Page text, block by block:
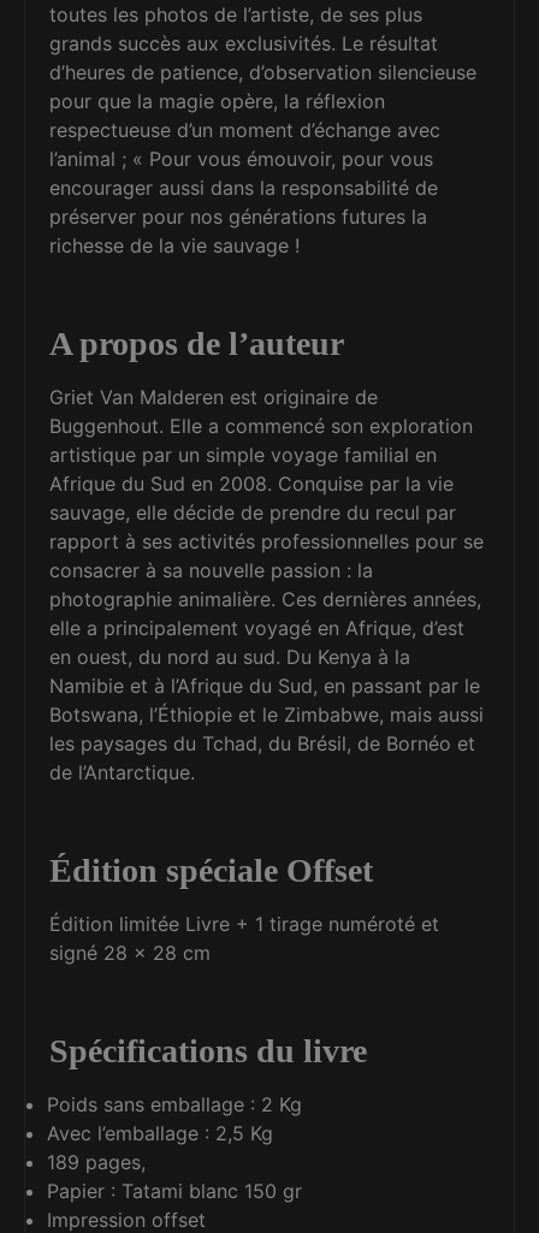
toutes les photos de l’artiste, de ses plus
grands succès aux exclusivités. Le résultat
d’heures de patience, d’observation silencieuse
pour que la magie opère, la réflexion
respectueuse d’un moment d’échange avec
l’animal ; « Pour vous émouvoir, pour vous
encourager aussi dans la responsabilité de
préserver pour nos générations futures la
richesse de la vie sauvage !
A propos de l’auteur
Griet Van Malderen est originaire de
Buggenhout. Elle a commencé son exploration
artistique par un simple voyage familial en
Afrique du Sud en 2008. Conquise par la vie
sauvage, elle décide de prendre du recul par
rapport à ses activités professionnelles pour se
consacrer à sa nouvelle passion : la
photographie animalière. Ces dernières années,
elle a principalement voyagé en Afrique, d’est
en ouest, du nord au sud. Du Kenya à la
Namibie et à l’Afrique du Sud, en passant par le
Botswana, l’Éthiopie et le Zimbabwe, mais aussi
les paysages du Tchad, du Brésil, de Bornéo et
de l’Antarctique.
Édition spéciale Offset
Édition limitée Livre + 1 tirage numéroté et
signé 28 x 28 cm
Spécifications du livre
Poids sans emballage : 2 Kg
Avec l’emballage : 2,5 Kg
189 pages,
Papier : Tatami blanc 150 gr
Impression offset